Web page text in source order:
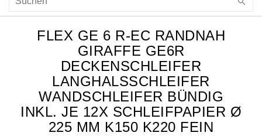
FLEX GE 6 R-EC RANDNAH
GIRAFFE GE6R
DECKENSCHLEIFER
LANGHALSSCHLEIFER
WANDSCHLEIFER BÜNDIG
INKL. JE 12X SCHLEIFPAPIER Ø
225 MM K150 K220 FEIN